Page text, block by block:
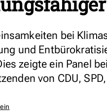
bei
und
zeigte ein Panel
von CDU,